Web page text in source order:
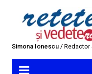
Simona Ionescu/ Redactor